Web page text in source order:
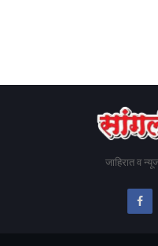
जाहिरात व